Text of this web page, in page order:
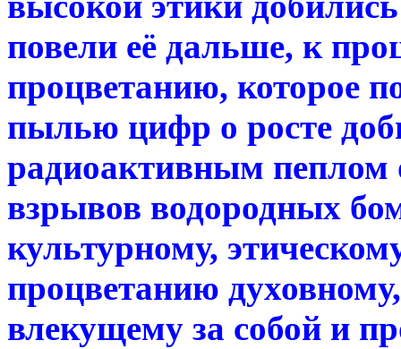
повели её дальше, к
процветанию, которое
пылью цифр о росте
радиоактивным пеплом
взрывов водородных
культурному,
процветанию
влекущему за собой и